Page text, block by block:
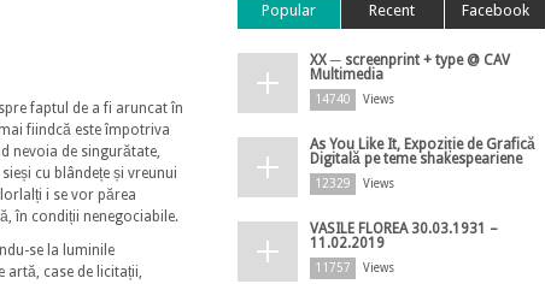
faptul de a fi aruncat în
fiindcă este împotriva
nevoia de singurătate,
cu blândețe și vreunui
i se vor părea
în condiții nenegociabile.
se la luminile
case de licitații,
Popular Recent Facebook
XX ─ screenprint + type @ CAV
Multimedia
14740 Views
As You Like It, Expoziție de Grafică
Digitală pe teme shakespeariene
12329 Views
VASILE FLOREA 30.03.1931 –
11.02.2019
11757 Views